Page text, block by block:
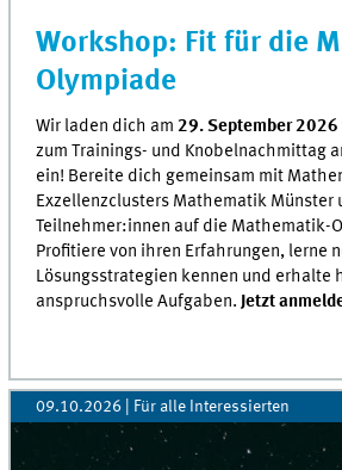
Workshop: Fit für die
Olympiade
Wir laden dich am 29. September
zum Trainings- und Knobelnachmittag
ein! Bereite dich gemeinsam mit
Exzellenzclusters Mathematik Münster
Teilnehmer:innen auf die Mathematik-
Profitiere von ihren Erfahrungen, lerne
Lösungsstrategien kennen und erhalte
anspruchsvolle Aufgaben.Jetzt
09.10.2026 | Für alle Interessierten